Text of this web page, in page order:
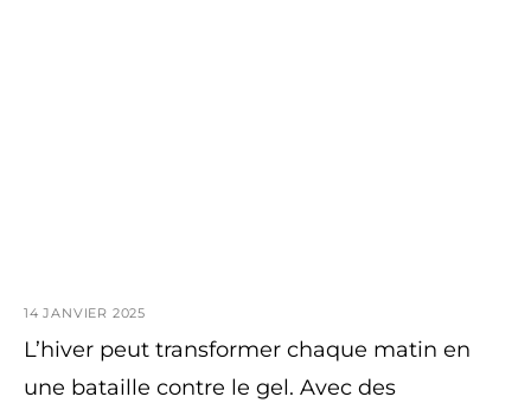
14 JANVIER 2025
L’hiver peut transformer chaque matin en
une bataille contre le gel. Avec des